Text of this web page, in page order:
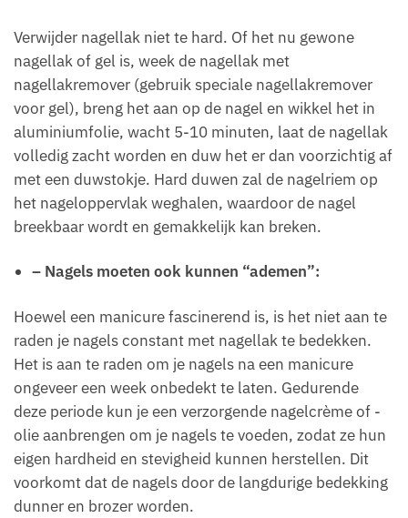
Verwijder nagellak niet te hard. Of het nu gewone
nagellak of gel is, week de nagellak met
nagellakremover (gebruik speciale nagellakremover
voor gel), breng het aan op de nagel en wikkel het in
aluminiumfolie, wacht 5-10 minuten, laat de nagellak
volledig zacht worden en duw het er dan voorzichtig af
met een duwstokje. Hard duwen zal de nagelriem op
het nageloppervlak weghalen, waardoor de nagel
breekbaar wordt en gemakkelijk kan breken.
– Nagels moeten ook kunnen “ademen”:
Hoewel een manicure fascinerend is, is het niet aan te
raden je nagels constant met nagellak te bedekken.
Het is aan te raden om je nagels na een manicure
ongeveer een week onbedekt te laten. Gedurende
deze periode kun je een verzorgende nagelcrème of -
olie aanbrengen om je nagels te voeden, zodat ze hun
eigen hardheid en stevigheid kunnen herstellen. Dit
voorkomt dat de nagels door de langdurige bedekking
dunner en brozer worden.